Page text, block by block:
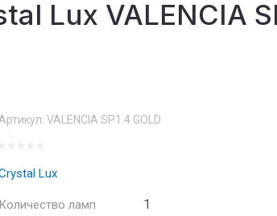
Lux VALENCIA
Артикул: VALENCIA SP1.4 GOLD
Lux
Количество ламп 1